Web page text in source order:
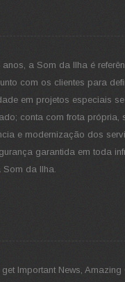
a Som da Ilha é
com os clientes para
em projetos especiais
conta com frota
e modernização dos
garantida em toda
Som da Ilha.
Important News,